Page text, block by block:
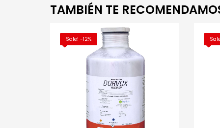
TAMBIÉN TE
Sale! -12%